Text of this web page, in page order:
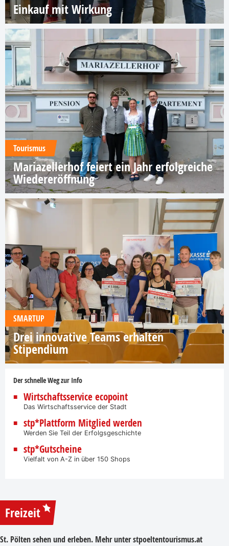
Einkauf mit Wirkung
Tourismus
Mariazellerhof feiert ein Jahr erfolgreiche
Wiedereröffnung
SMARTUP
Drei innovative Teams erhalten
Stipendium
Der schnelle Weg zur Info
Wirtschaftsservice ecopoint
Das Wirtschaftsservice der Stadt
stp*Plattform Mitglied werden
Werden Sie Teil der Erfolgsgeschichte
stp*Gutscheine
Vielfalt von A-Z in über 150 Shops
Freizeit
St. Pölten sehen und erleben. Mehr unterstpoeltentourismus.at